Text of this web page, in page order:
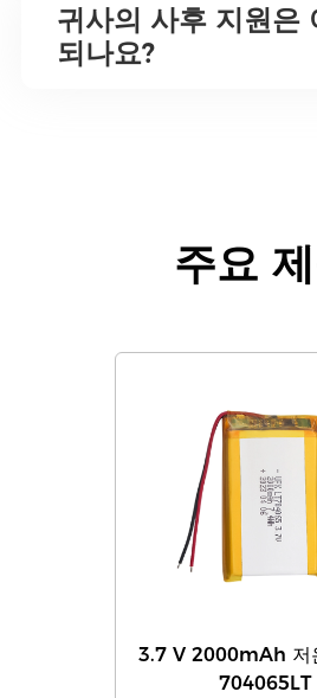
귀사의 사후 지원은
되나요?
주요
3.7 V 2000mAh 저
704065LT